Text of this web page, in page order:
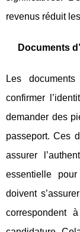
revenus réduit
Documents
Les
confirmer
demander des
passeport. Ces
assurer
essentielle
doivent
correspondent